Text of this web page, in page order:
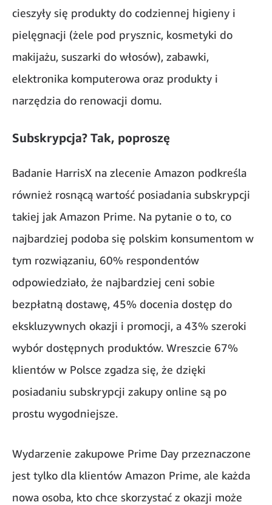
cieszyły się produkty do codziennej higieny i
pielęgnacji (żele pod prysznic, kosmetyki do
makijażu, suszarki do włosów), zabawki,
elektronika komputerowa oraz produkty i
narzędzia do renowacji domu.
Subskrypcja? Tak, poproszę
Badanie HarrisX na zlecenie Amazon podkreśla
również rosnącą wartość posiadania subskrypcji
takiej jak Amazon Prime. Na pytanie o to, co
najbardziej podoba się polskim konsumentom w
tym rozwiązaniu, 60% respondentów
odpowiedziało, że najbardziej ceni sobie
bezpłatną dostawę, 45% docenia dostęp do
ekskluzywnych okazji i promocji, a 43% szeroki
wybór dostępnych produktów. Wreszcie 67%
klientów w Polsce zgadza się, że dzięki
posiadaniu subskrypcji zakupy online są po
prostu wygodniejsze.
Wydarzenie zakupowe Prime Day przeznaczone
jest tylko dla klientów Amazon Prime, ale każda
nowa osoba, kto chce skorzystać z okazji może